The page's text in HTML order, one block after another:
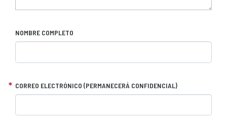
NOMBRE COMPLETO
CORREO ELECTRÓNICO (PERMANECERÁ CONFIDENCIAL)